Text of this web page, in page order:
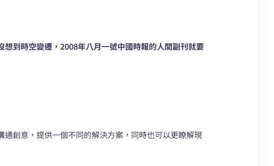
到時空變遷，2008年八月一號中國時報的人間副刊就要
創意，提供一個不同的解決方案，同時也可以更瞭解現